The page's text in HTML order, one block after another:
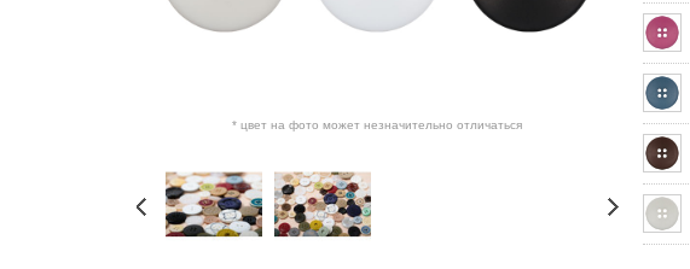
* цвет на фото может незначительно отличаться